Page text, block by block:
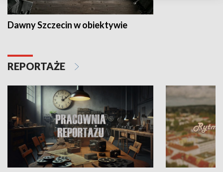
Dawny Szczecin w obiektywie
REPORTAŻE